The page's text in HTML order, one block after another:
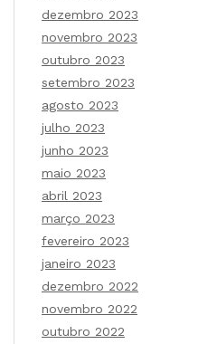
dezembro 2023
novembro 2023
outubro 2023
setembro 2023
agosto 2023
julho 2023
junho 2023
maio 2023
abril 2023
março 2023
fevereiro 2023
janeiro 2023
dezembro 2022
novembro 2022
outubro 2022